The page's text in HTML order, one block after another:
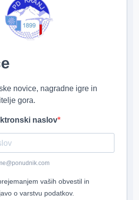
novice, nagradne igre in
gora.
naslov
vaših obvestil in
o varstvu podatkov.